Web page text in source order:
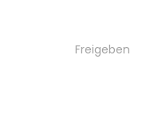
Freigeben